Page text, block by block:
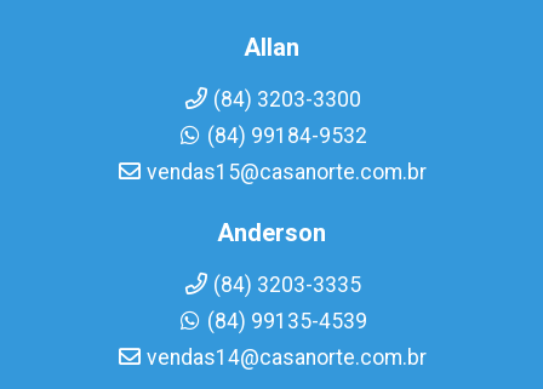
Allan
(84) 3203-3300
(84) 99184-9532
vendas15@casanorte.com.br
Anderson
(84) 3203-3335
(84) 99135-4539
vendas14@casanorte.com.br